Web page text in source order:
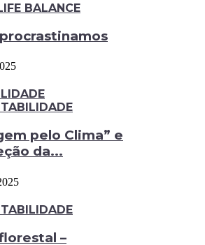
BALANCE
pelo Clima” e
da...
–